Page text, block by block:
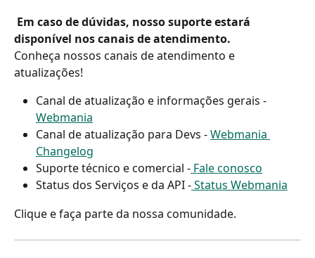
Em caso de dúvidas, nosso suporte estará
disponível nos canais de atendimento.
Conheça nossos canais de atendimento e
atualizações!
Canal de atualização e informações gerais -
Webmania
Canal de atualização para Devs - Webmania
Changelog
Suporte técnico e comercial - Fale conosco
Status dos Serviços e da API - Status Webmania
Clique e faça parte da nossa comunidade.